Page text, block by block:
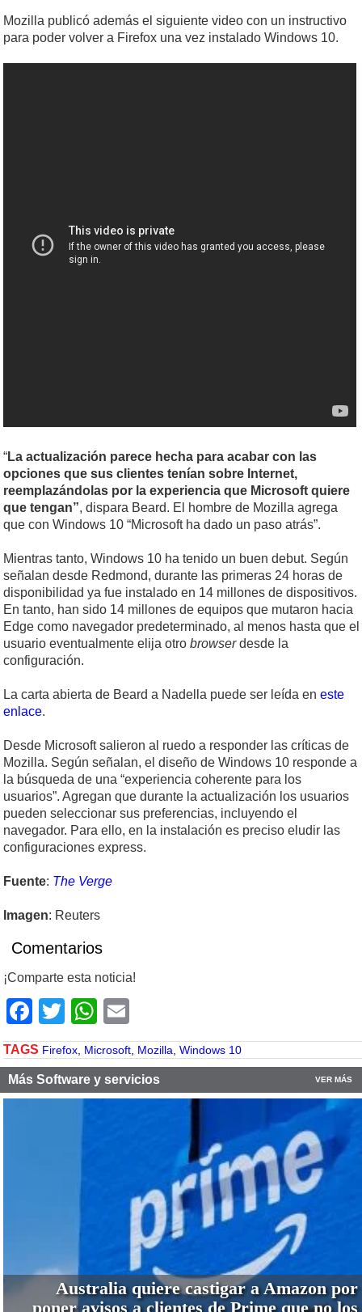
Mozilla publicó además el siguiente video con un instructivo
para poder volver a Firefox una vez instalado Windows 10.
“La actualización parece hecha para acabar con las
opciones que sus clientes tenían sobre Internet,
reemplazándolas por la experiencia que Microsoft quiere
que tengan”, dispara Beard. El hombre de Mozilla agrega
que con Windows 10 “Microsoft ha dado un paso atrás”.
Mientras tanto, Windows 10 ha tenido un buen debut. Según
señalan desde Redmond, durante las primeras 24 horas de
disponibilidad ya fue instalado en 14 millones de dispositivos.
En tanto, han sido 14 millones de equipos que mutaron hacia
Edge como navegador predeterminado, al menos hasta que el
usuario eventualmente elija otro browserdesde la
configuración.
La carta abierta de Beard a Nadella puede ser leída en este
enlace.
Desde Microsoft salieron al ruedo a responder las críticas de
Mozilla. Según señalan, el diseño de Windows 10 responde a
la búsqueda de una “experiencia coherente para los
usuarios”. Agregan que durante la actualización los usuarios
pueden seleccionar sus preferencias, incluyendo el
navegador. Para ello, en la instalación es preciso eludir las
configuraciones express.
Fuente: The Verge
Imagen: Reuters
Comentarios
¡Comparte esta noticia!
Facebook
TwitterWhatsApp
TAGS Firefox, Microsoft, Mozilla, Windows 10
Más Software y servicios VER MÁS
Australia quiere castigar a Amazon por
poner avisos a clientes de Prime que no los